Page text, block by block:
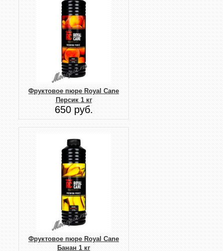
Фруктовое пюре Royal Cane
Персик 1 кг
650 руб.
Фруктовое пюре Royal Cane
Банан 1 кг